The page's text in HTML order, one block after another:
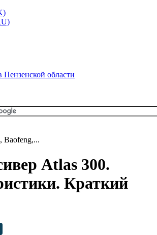
области
Baofeng,...
Atlas 300.
Краткий